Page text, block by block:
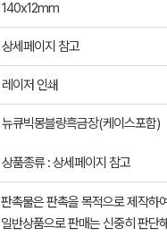
140x12mm
상세페이지 참고
레이저 인쇄
뉴큐빅몽블랑흑금장(케이스포함)
상품종류 : 상세페이지 참고
판촉물은 판촉을 목적으로 제작하
일반상품으로 판매는 신중히 판단